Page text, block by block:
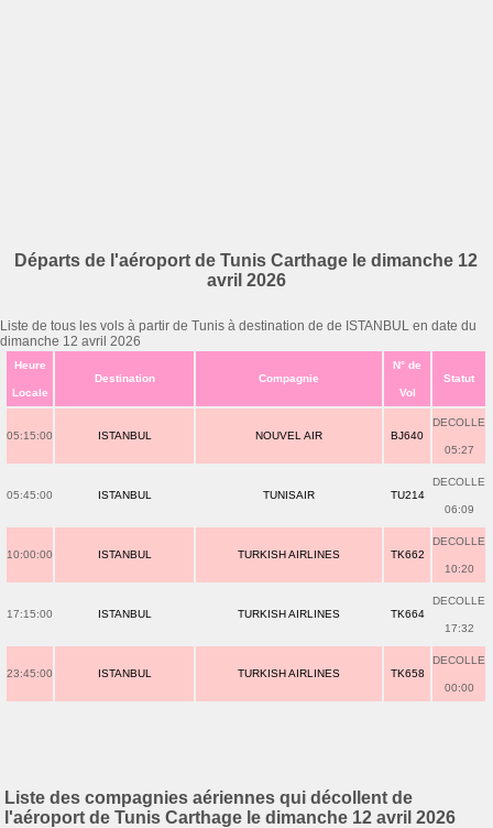
Départs de l'aéroport de Tunis Carthage le dimanche 12
avril 2026
Liste de tous les vols à partir de Tunis à destination de de ISTANBUL en date du
dimanche 12 avril 2026
Heure
Locale
Destination Compagnie
N° de
Vol
Statut
05:15:00 ISTANBUL NOUVEL AIR BJ640
DECOLLE
05:27
05:45:00 ISTANBUL TUNISAIR TU214
DECOLLE
06:09
10:00:00 ISTANBUL TURKISH AIRLINES TK662
DECOLLE
10:20
17:15:00 ISTANBUL TURKISH AIRLINES TK664
DECOLLE
17:32
23:45:00 ISTANBUL TURKISH AIRLINES TK658
DECOLLE
00:00
Liste des compagnies aériennes qui décollent de
l'aéroport de Tunis Carthage le dimanche 12 avril 2026